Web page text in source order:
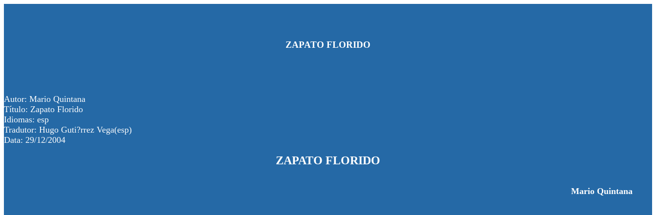
ZAPATO FLORIDO
Autor: Mario Quintana
Título: Zapato Florido
Idiomas: esp
Tradutor: Hugo Guti?rrez Vega(esp)
Data: 29/12/2004
ZAPATO FLORIDO
Mario Quintana